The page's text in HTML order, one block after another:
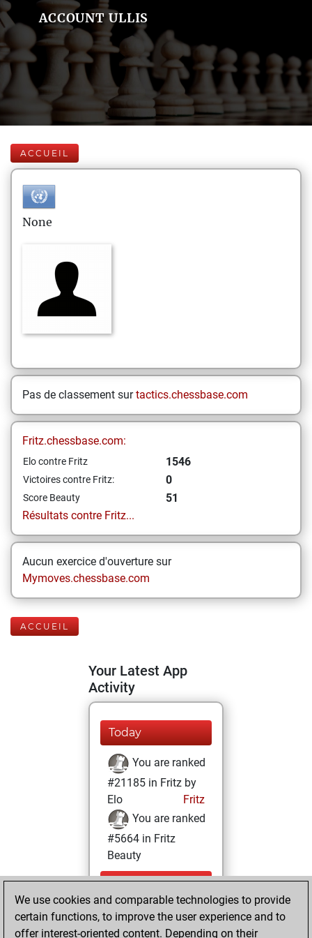
ACCOUNT ULLIS
ACCUEIL
None
Pas de classement surtactics.chessbase.com
Fritz.chessbase.com:
Elo contre Fritz 1546
Victoires contre Fritz: 0
Score Beauty
51
Résultats contre Fritz...
Aucun exercice d'ouverture sur
Mymoves.chessbase.com
ACCUEIL
Your Latest App
Activity
Today
You are ranked
#21185 in Fritz by
Elo
Fritz
You are ranked
#5664 in Fritz
Beauty
dimanche,
décembre 27,
2020
We use cookies and comparable technologies to provide
certain functions, to improve the user experience and to
offer interest-oriented content. Depending on their